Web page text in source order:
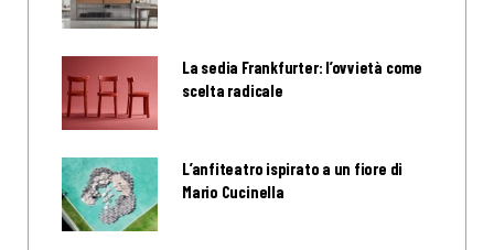
La sedia Frankfurter: l’ovvietà come
scelta radicale
L’anfiteatro ispirato a un fiore di
Mario Cucinella